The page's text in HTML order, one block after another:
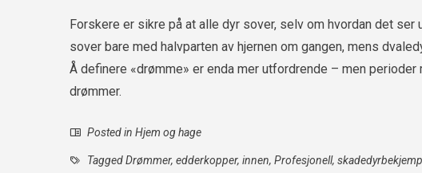
Forskere er sikre på at alle dyr sover, selv om hvordan det
sover bare med halvparten av hjernen om gangen, mens
Å definere «drømme» er enda mer utfordrende – men
drømmer.
Posted in Hjem og hage
TaggedDrømmer, edderkopper, innen, Profesjonell,